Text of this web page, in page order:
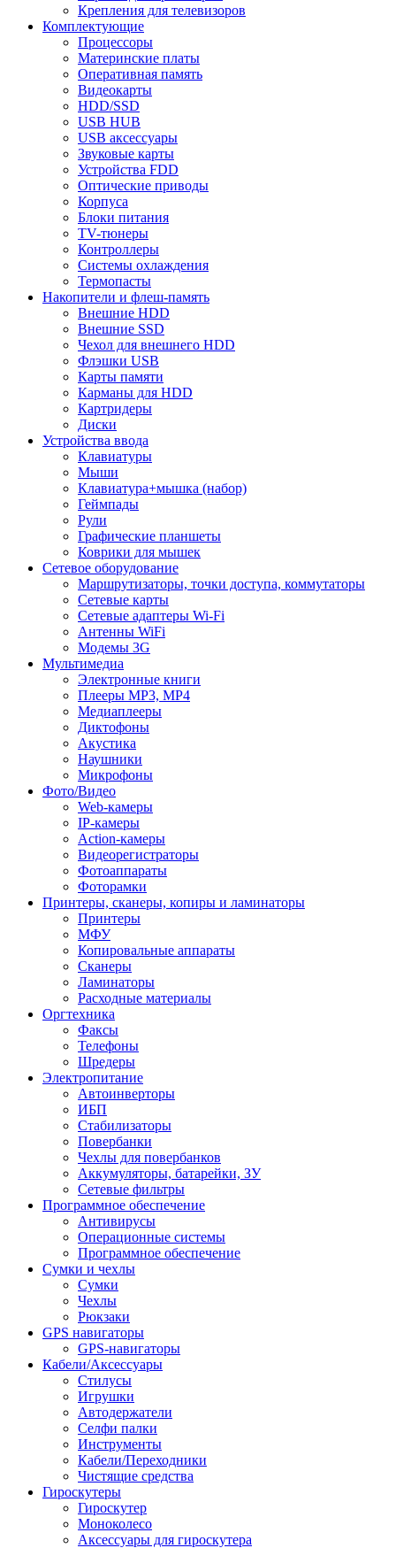
Крепления для телевизоров
Комплектующие
Процессоры
Материнские платы
Оперативная память
Видеокарты
HDD/SSD
USB HUB
USB аксессуары
Звуковые карты
Устройства FDD
Оптические приводы
Корпуса
Блоки питания
TV-тюнеры
Контроллеры
Системы охлаждения
Термопасты
Накопители и флеш-память
Внешние HDD
Внешние SSD
Чехол для внешнего HDD
Флэшки USB
Карты памяти
Карманы для HDD
Картридеры
Диски
Устройства ввода
Клавиатуры
Мыши
Клавиатура+мышка (набор)
Геймпады
Рули
Графические планшеты
Коврики для мышек
Сетевое оборудование
Маршрутизаторы, точки доступа, коммутаторы
Сетевые карты
Сетевые адаптеры Wi-Fi
Антенны WiFi
Модемы 3G
Мультимедиа
Электронные книги
Плееры MP3, MP4
Медиаплееры
Диктофоны
Акустика
Наушники
Микрофоны
Фото/Видео
Web-камеры
IP-камеры
Action-камеры
Видеорегистраторы
Фотоаппараты
Фоторамки
Принтеры, сканеры, копиры и ламинаторы
Принтеры
МФУ
Копировальные аппараты
Сканеры
Ламинаторы
Расходные материалы
Оргтехника
Факсы
Телефоны
Шредеры
Электропитание
Автоинверторы
ИБП
Стабилизаторы
Повербанки
Чехлы для повербанков
Аккумуляторы, батарейки, ЗУ
Сетевые фильтры
Программное обеспечение
Антивирусы
Операционные системы
Программное обеспечение
Сумки и чехлы
Сумки
Чехлы
Рюкзаки
GPS навигаторы
GPS-навигаторы
Кабели/Аксессуары
Стилусы
Игрушки
Автодержатели
Селфи палки
Инструменты
Кабели/Переходники
Чистящие средства
Гироскутеры
Гироскутер
Моноколесо
Аксессуары для гироскутера